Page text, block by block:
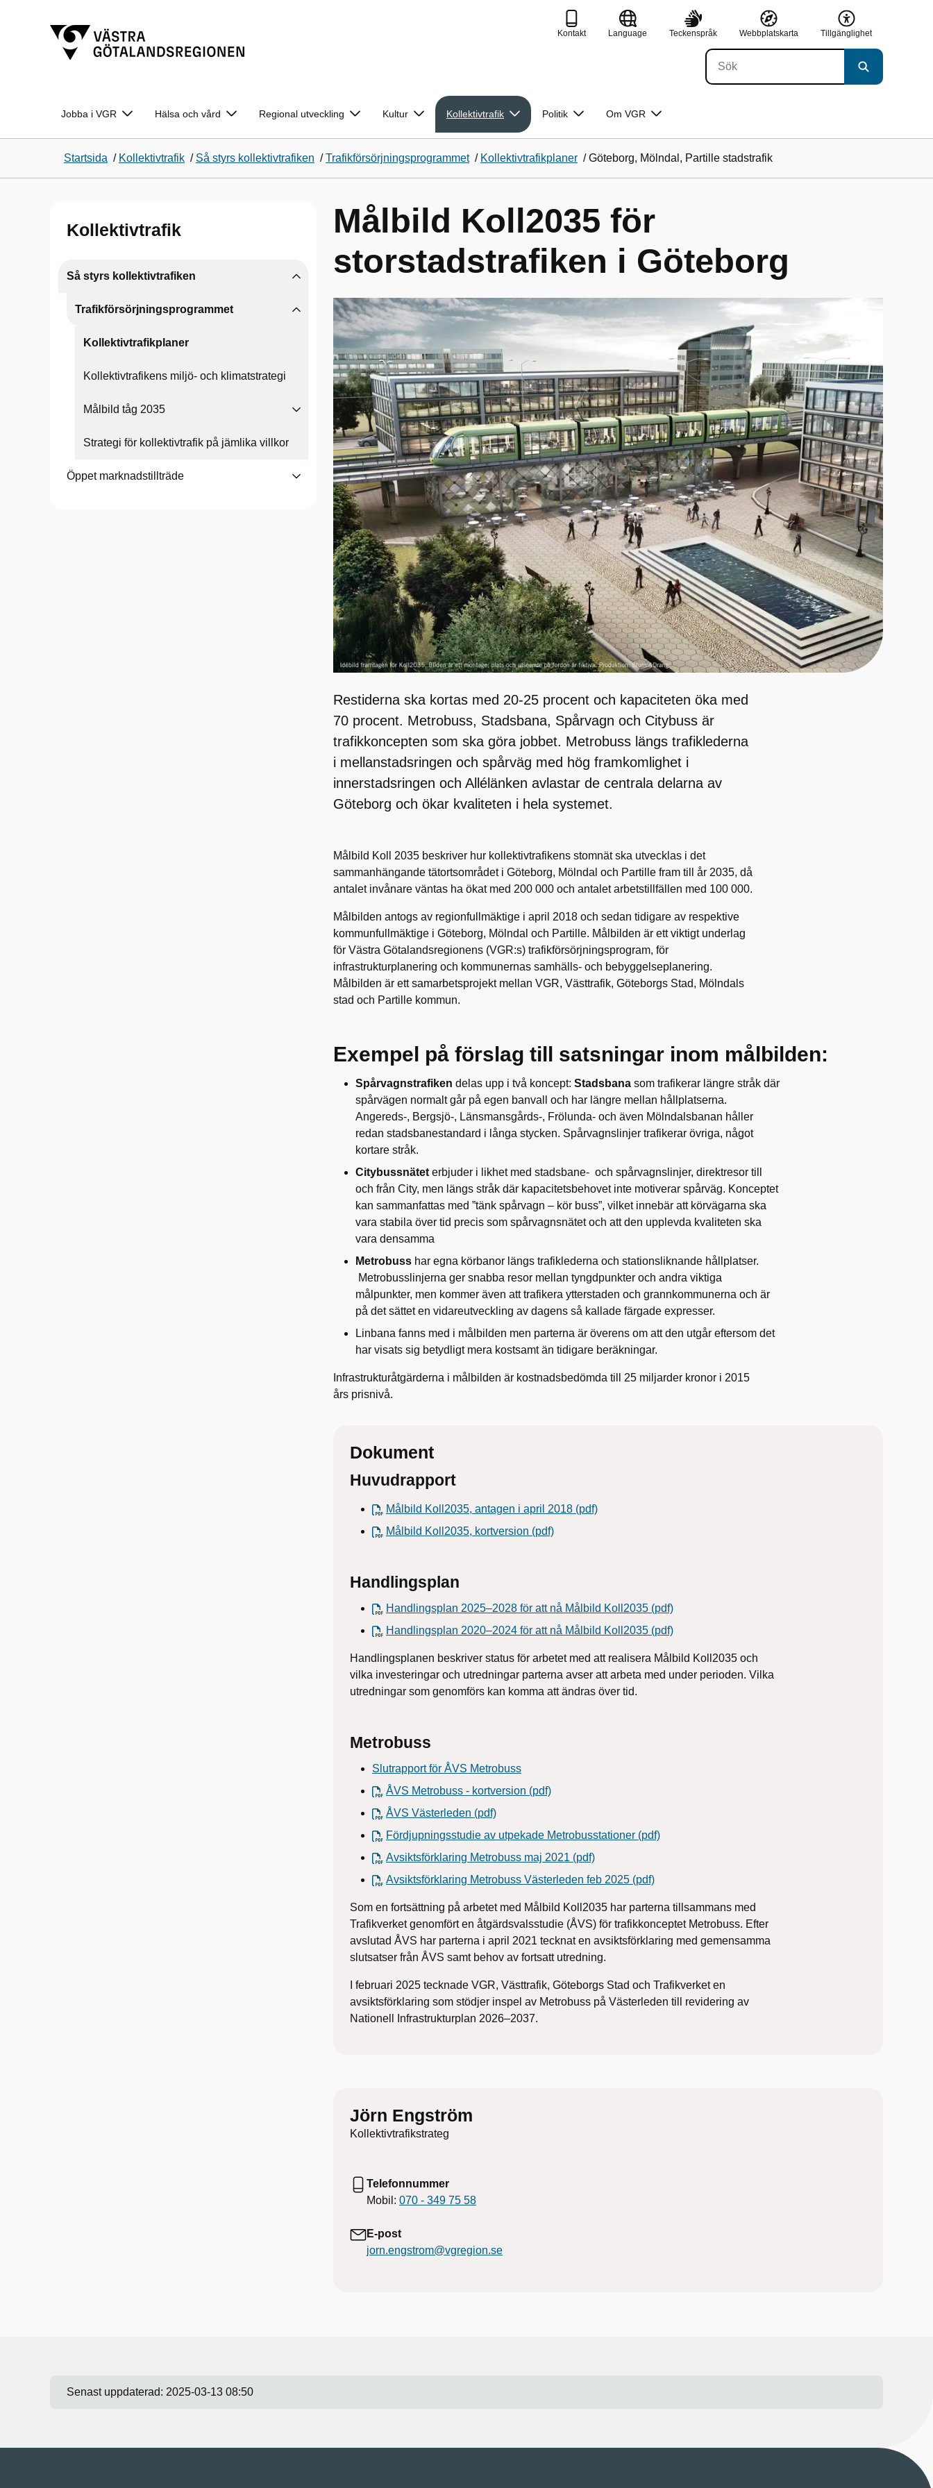
Kontakt Language Teckenspråk Webbplatskarta Tillgänglighet
Jobba i VGR Hälsa och vård Regional utveckling Kultur Kollektivtrafik Politik Om VGR
Startsida / Kollektivtrafik / Så styrs kollektivtrafiken /Trafikförsörjningsprogrammet / Kollektivtrafikplaner /Göteborg, Mölndal, Partille stadstrafik
Kollektivtrafik
Så styrs kollektivtrafiken
Trafikförsörjningsprogrammet
Kollektivtrafikplaner
Kollektivtrafikens miljö- och klimatstrategi
Målbild tåg 2035
Strategi för kollektivtrafik på jämlika villkor
Öppet marknadstillträde
Målbild Koll2035 för
storstadstrafiken i Göteborg
Restiderna ska kortas med 20-25 procent och kapaciteten öka med
70 procent. Metrobuss, Stadsbana, Spårvagn och Citybuss är
trafikkoncepten som ska göra jobbet. Metrobuss längs trafiklederna
i mellanstadsringen och spårväg med hög framkomlighet i
innerstadsringen och Allélänken avlastar de centrala delarna av
Göteborg och ökar kvaliteten i hela systemet.
Målbild Koll 2035 beskriver hur kollektivtrafikens stomnät ska utvecklas i det
sammanhängande tätortsområdet i Göteborg, Mölndal och Partille fram till år 2035, då
antalet invånare väntas ha ökat med 200 000 och antalet arbetstillfällen med 100 000.
Målbilden antogs av regionfullmäktige i april 2018 och sedan tidigare av respektive
kommunfullmäktige i Göteborg, Mölndal och Partille. Målbilden är ett viktigt underlag
för Västra Götalandsregionens (VGR:s) trafikförsörjningsprogram, för
infrastrukturplanering och kommunernas samhälls- och bebyggelseplanering.
Målbilden är ett samarbetsprojekt mellan VGR, Västtrafik, Göteborgs Stad, Mölndals
stad och Partille kommun.
Exempel på förslag till satsningar inom målbilden:
Spårvagnstrafiken delas upp i två koncept: Stadsbana som trafikerar längre stråk där
spårvägen normalt går på egen banvall och har längre mellan hållplatserna.
Angereds-, Bergsjö-, Länsmansgårds-, Frölunda- och även Mölndalsbanan håller
redan stadsbanestandard i långa stycken. Spårvagnslinjer trafikerar övriga, något
kortare stråk.
Citybussnätet erbjuder i likhet med stadsbane- och spårvagnslinjer, direktresor till
och från City, men längs stråk där kapacitetsbehovet inte motiverar spårväg. Konceptet
kan sammanfattas med ”tänk spårvagn – kör buss”, vilket innebär att körvägarna ska
vara stabila över tid precis som spårvagnsnätet och att den upplevda kvaliteten ska
vara densamma
Metrobuss har egna körbanor längs trafiklederna och stationsliknande hållplatser.
Metrobusslinjerna ger snabba resor mellan tyngdpunkter och andra viktiga
målpunkter, men kommer även att trafikera ytterstaden och grannkommunerna och är
på det sättet en vidareutveckling av dagens så kallade färgade expresser.
Linbana fanns med i målbilden men parterna är överens om att den utgår eftersom det
har visats sig betydligt mera kostsamt än tidigare beräkningar.
Infrastrukturåtgärderna i målbilden är kostnadsbedömda till 25 miljarder kronor i 2015
års prisnivå.
Dokument
Huvudrapport
Målbild Koll2035, antagen i april 2018 (pdf)
Målbild Koll2035, kortversion (pdf)
Handlingsplan
Handlingsplan 2025–2028 för att nå Målbild Koll2035 (pdf)
Handlingsplan 2020–2024 för att nå Målbild Koll2035 (pdf)
Handlingsplanen beskriver status för arbetet med att realisera Målbild Koll2035 och
vilka investeringar och utredningar parterna avser att arbeta med under perioden. Vilka
utredningar som genomförs kan komma att ändras över tid.
Metrobuss
Slutrapport för ÅVS Metrobuss
ÅVS Metrobuss - kortversion (pdf)
ÅVS Västerleden (pdf)
Fördjupningsstudie av utpekade Metrobusstationer (pdf)
Avsiktsförklaring Metrobuss maj 2021 (pdf)
Avsiktsförklaring Metrobuss Västerleden feb 2025 (pdf)
Som en fortsättning på arbetet med Målbild Koll2035 har parterna tillsammans med
Trafikverket genomfört en åtgärdsvalsstudie (ÅVS) för trafikkonceptet Metrobuss. Efter
avslutad ÅVS har parterna i april 2021 tecknat en avsiktsförklaring med gemensamma
slutsatser från ÅVS samt behov av fortsatt utredning.
I februari 2025 tecknade VGR, Västtrafik, Göteborgs Stad och Trafikverket en
avsiktsförklaring som stödjer inspel av Metrobuss på Västerleden till revidering av
Nationell Infrastrukturplan 2026–2037.
Jörn Engström
Kollektivtrafikstrateg
Telefonnummer
Mobil: 070 - 349 75 58
E-post
jorn.engstrom@vgregion.se
Senast uppdaterad: 2025-03-13 08:50